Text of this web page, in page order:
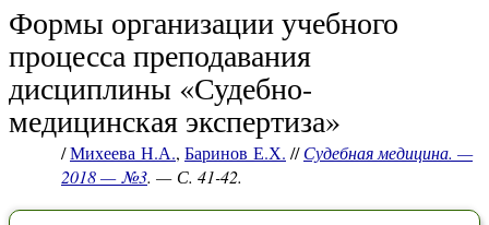
Формы организации учебного
процесса преподавания
дисциплины «Судебно-
медицинская экспертиза»
/Михеева Н.А., Баринов Е.Х. //Судебная медицина. —
2018 — №3. — С. 41-42.